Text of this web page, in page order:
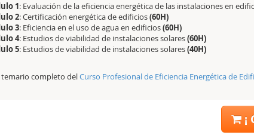
1: Evaluación de la eficiencia energética de las instalaciones en
2: Certificación energética de edificios(60H)
3: Eficiencia en el uso de agua en edificios(60H)
4: Estudios de viabilidad de instalaciones solares(60H)
5: Estudios de viabilidad de instalaciones solares(40H)
temario completo delCurso Profesional de Eficiencia Energética de
¡